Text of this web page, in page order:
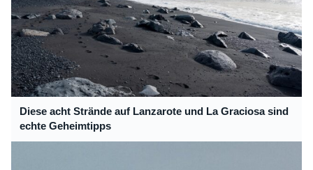
Diese acht Strände auf Lanzarote und La Graciosa sind
echte Geheimtipps